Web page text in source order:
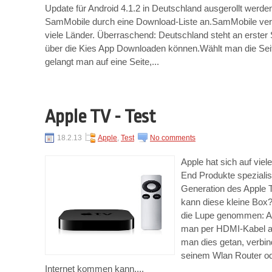
Update für Android 4.1.2 in Deutschland ausgerollt
SamMobile durch eine Download-Liste an.SamMobile
viele Länder. Überraschend: Deutschland steht an
über die Kies App Downloaden können.Wählt man die
gelangt man auf eine Seite,...
Apple TV - Test
18.2.13 Apple, Test No comments
Apple hat sich auf
End Produkte
Generation des Apple
kann diese kleine
die Lupe genommen:
man per HDMI-Kabel
man dies getan,
seinem Wlan Router
Internet kommen kann....